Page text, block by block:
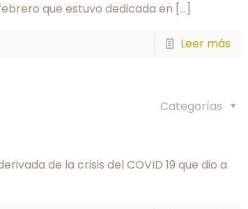
que estuvo dedicada en […]
Leer más
Categorías
de la crisis del COVID 19 que dio a